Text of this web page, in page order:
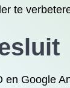
te
en Google